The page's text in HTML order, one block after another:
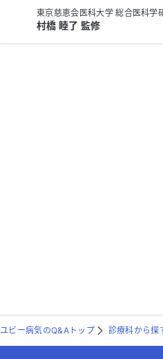
東京慈恵会医科大学 総合医科学
村橋 睦了 監修
ユビー病気のQ&Aトップ 診療科から探